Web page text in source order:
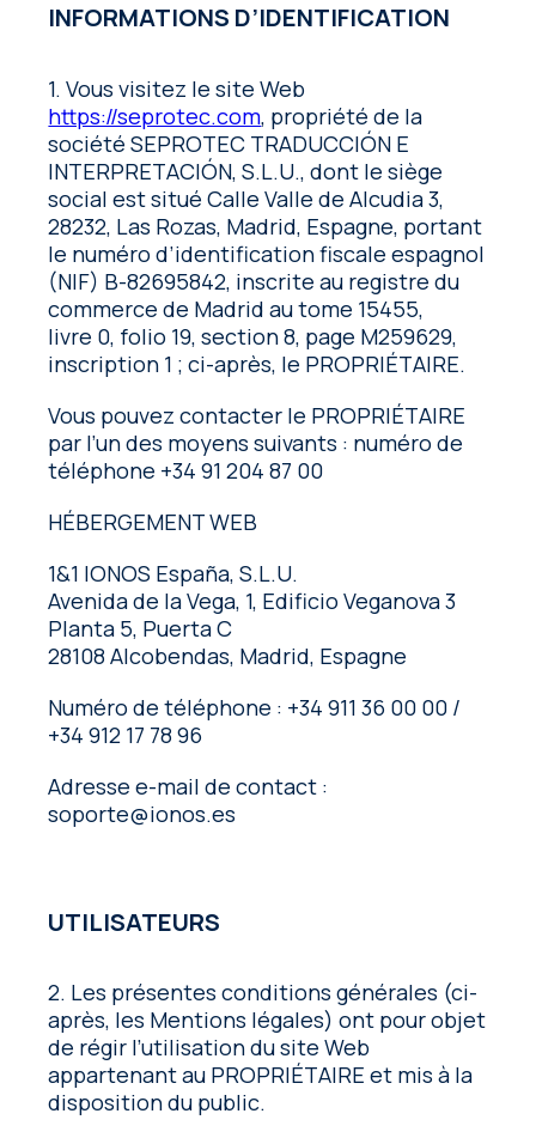
INFORMATIONS D’IDENTIFICATION
1. Vous visitez le site Web
https://seprotec.com, propriété de la
société SEPROTEC TRADUCCIÓN E
INTERPRETACIÓN, S.L.U., dont le siège
social est situé Calle Valle de Alcudia 3,
28232, Las Rozas, Madrid, Espagne, portant
le numéro d’identification fiscale espagnol
(NIF) B-82695842, inscrite au registre du
commerce de Madrid au tome 15455,
livre 0, folio 19, section 8, page M259629,
inscription 1 ; ci-après, le PROPRIÉTAIRE.
Vous pouvez contacter le PROPRIÉTAIRE
par l’un des moyens suivants : numéro de
téléphone +34 91 204 87 00
HÉBERGEMENT WEB
1&1 IONOS España, S.L.U.
Avenida de la Vega, 1, Edificio Veganova 3
Planta 5, Puerta C
28108 Alcobendas, Madrid, Espagne
Numéro de téléphone : +34 911 36 00 00 /
+34 912 17 78 96
Adresse e-mail de contact :
soporte@ionos.es
UTILISATEURS
2. Les présentes conditions générales (ci-
après, les Mentions légales) ont pour objet
de régir l’utilisation du site Web
appartenant au PROPRIÉTAIRE et mis à la
disposition du public.